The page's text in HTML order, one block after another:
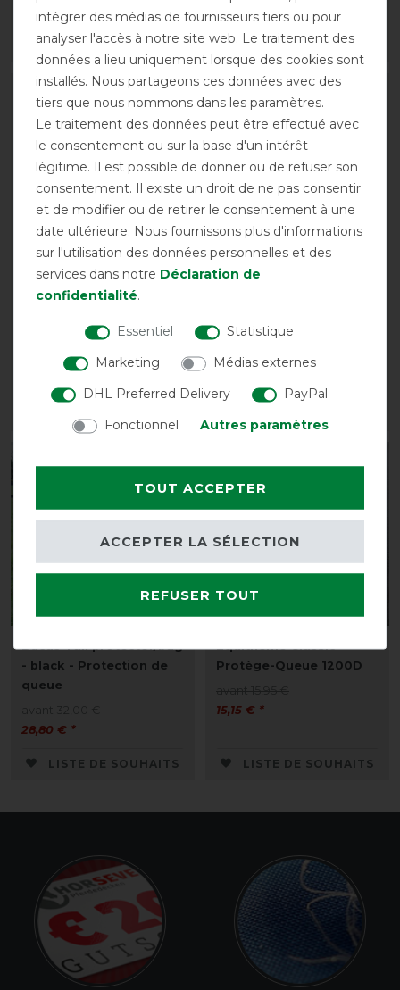
11,20 € *
LISTE DE SOUHAITS
19,90 € *
LISTE DE SOUHAITS
-10%
Boett Tail Guard - grey -
Protection de queue
-10%
Boett Top & Tail dark
et de la queue)
avant 189,90 €
-10%
- black - Protection de
queue
28,80 € *
LISTE DE SOUHAITS
-5%
Protège-Queue 1200D
15,15 € *
LISTE DE SOUHAITS
intégrer des médias de fournisseurs tiers ou pour
analyser l'accès à notre site web. Le traitement des
données a lieu uniquement lorsque des cookies sont
installés. Nous partageons ces données avec des
tiers que nous nommons dans les paramètres.
Le traitement des données peut être effectué avec
le consentement ou sur la base d'un intérêt
légitime. Il est possible de donner ou de refuser son
consentement. Il existe un droit de ne pas consentir
et de modifier ou de retirer le consentement à une
date ultérieure. Nous fournissons plus d'informations
sur l'utilisation des données personnelles et des
services dans notre Déclaration de
confidentialité.
Essentiel
Statistique
Marketing
Médias externes
DHL Preferred Delivery
PayPal
Fonctionnel
Autres paramètres
TOUT ACCEPTER
REFUSER TOUT
ACCEPTER LA SÉLECTION